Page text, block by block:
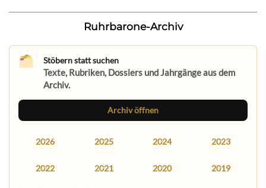
Ruhrbarone-Archiv
Stöbern statt suchen
Texte, Rubriken, Dossiers und Jahrgänge aus dem
Archiv.
Archiv öffnen
2026 2025 2024 2023
2022 2021 2020 2019